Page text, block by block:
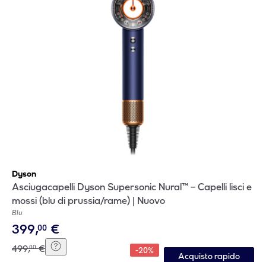
Dyson
Asciugacapelli Dyson Supersonic Nural™ – Capelli lisci e
mossi (blu di prussia/rame) | Nuovo
Blu
399,00 €
499,00 € -20%
Acquisto rapido